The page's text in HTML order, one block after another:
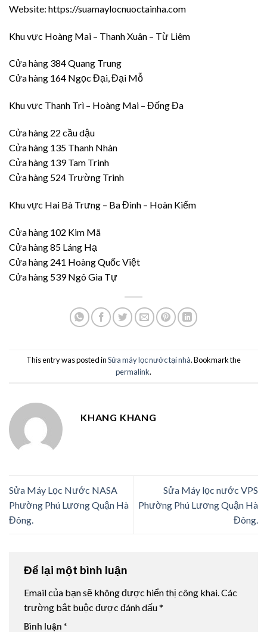
Website: https://suamaylocnuoctainha.com
Khu vực Hoàng Mai – Thanh Xuân – Từ Liêm
Cửa hàng 384 Quang Trung
Cửa hàng 164 Ngọc Đại, Đại Mỗ
Khu vực Thanh Trì – Hoàng Mai – Đống Đa
Cửa hàng 22 cầu dậu
Cửa hàng 135 Thanh Nhàn
Cửa hàng 139 Tam Trinh
Cửa hàng 524 Trường Trinh
Khu vực Hai Bà Trưng – Ba Đình – Hoàn Kiếm
Cửa hàng 102 Kim Mã
Cửa hàng 85 Láng Hạ
Cửa hàng 241 Hoàng Quốc Việt
Cửa hàng 539 Ngô Gia Tự
This entry was posted inSửa máy lọc nước tại nhà. Bookmark the
permalink.
KHANG KHANG
Sửa Máy Lọc Nước NASA
Phường Phú Lương Quận Hà
Đông.
Sửa Máy lọc nước VPS
Phường Phú Lương Quận Hà
Đông.
Để lại một bình luận
Email của bạn sẽ không được hiển thị công khai. Các
trường bắt buộc được đánh dấu*
Bình luận *